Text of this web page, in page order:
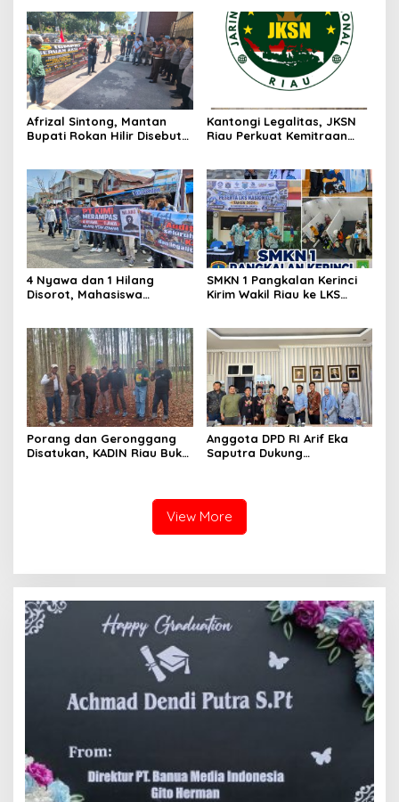
Afrizal Sintong, Mantan
Bupati Rokan Hilir Disebut
Desak Usut Dividen Rp331,7
Miliar
Kantongi Legalitas, JKSN
Riau Perkuat Kemitraan
4 Nyawa dan 1 Hilang
Disorot, Mahasiswa
SMKN 1 Pangkalan Kerinci
Kirim Wakil Riau ke LKS
Porang dan Geronggang
Disatukan, KADIN Riau Buka
Anggota DPD RI Arif Eka
Saputra Dukung
View More